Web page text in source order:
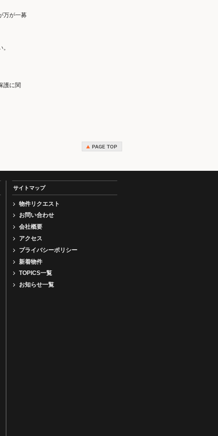
万が一募
護に関
サイトマップ
物件リクエスト
お問い合わせ
会社概要
アクセス
プライバシーポリシー
新着物件
TOPICS一覧
お知らせ一覧